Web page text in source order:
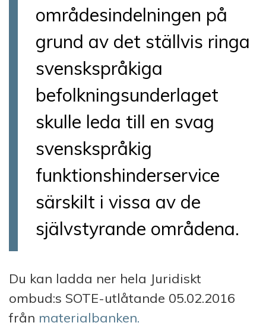
områdesindelningen på
grund av det ställvis ringa
svenskspråkiga
befolkningsunderlaget
skulle leda till en svag
svenskspråkig
funktionshinderservice
särskilt i vissa av de
självstyrande områdena.
Du kan ladda ner hela Juridiskt
ombud:s SOTE-utlåtande 05.02.2016
från materialbanken.